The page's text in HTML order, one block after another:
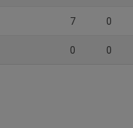
7 0
0 0